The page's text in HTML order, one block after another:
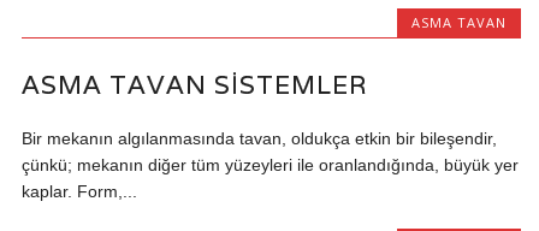
ASMA TAVAN
ASMA TAVAN SISTEMLER
Bir mekanın algılanmasında tavan, oldukça etkin bir bileşendir,
çünkü; mekanın diğer tüm yüzeyleri ile oranlandığında, büyük yer
kaplar. Form,...